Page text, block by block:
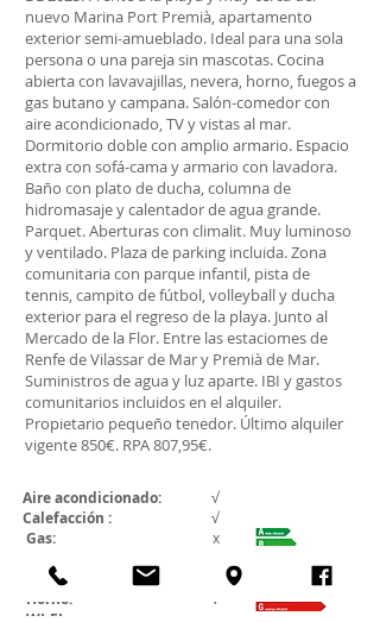
nuevo Marina Port Premià, apartamento
exterior semi-amueblado. Ideal para una sola
persona o una pareja sin mascotas. Cocina
abierta con lavavajillas, nevera, horno, fuegos a
gas butano y campana. Salón-comedor con
aire acondicionado, TV y vistas al mar.
Dormitorio doble con amplio armario. Espacio
extra con sofá-cama y armario con lavadora.
Baño con plato de ducha, columna de
hidromasaje y calentador de agua grande.
Parquet. Aberturas con climalit. Muy luminoso
y ventilado. Plaza de parking incluida. Zona
comunitaria con parque infantil, pista de
tennis, campito de fútbol, volleyball y ducha
exterior para el regreso de la playa. Junto al
Mercado de la Flor. Entre las estaciomes de
Renfe de Vilassar de Mar y Premià de Mar.
Suministros de agua y luz aparte. IBI y gastos
comunitarios incluidos en el alquiler.
Propietario pequeño tenedor. Último alquiler
vigente 850€. RPA 807,95€.
Aire acondicionado: √
Calefacción : √
Gas: x
Electrodomésticos:
Horno: √